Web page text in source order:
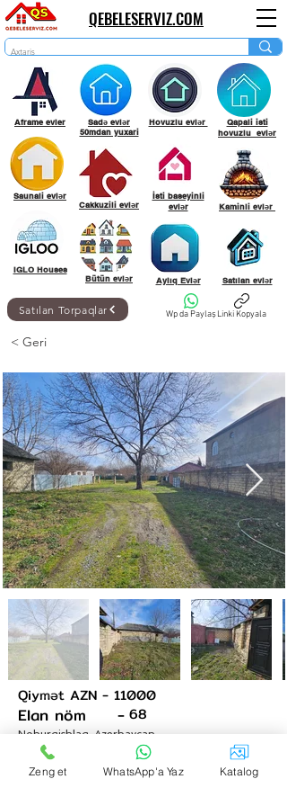
QEBELESERVIZ.COM
Aframe evler
Saunali evlər
IGLO Houses
Sadə evlər
50mdan yuxari
Cakkuzili evlər
Bütün evlər
Hovuzlu evlər
İsti baseyinli
evlər
Aylıq Evlər
Qapali isti
hovuzlu evlər
Kaminli evlər
Satılan evlər
Wp da PaylaşLinki Kopyala
Satılan Torpaqlar
< Geri
Qiymət AZN - 11000
+994504129089
Elan nöm - 68
Nohurqishlaq, Azerbaycan
Sotu
Sənədi
Sənədli cixarisli
Əmlak haqqinda
Zeng et WhatsApp'a Yaz Katalog